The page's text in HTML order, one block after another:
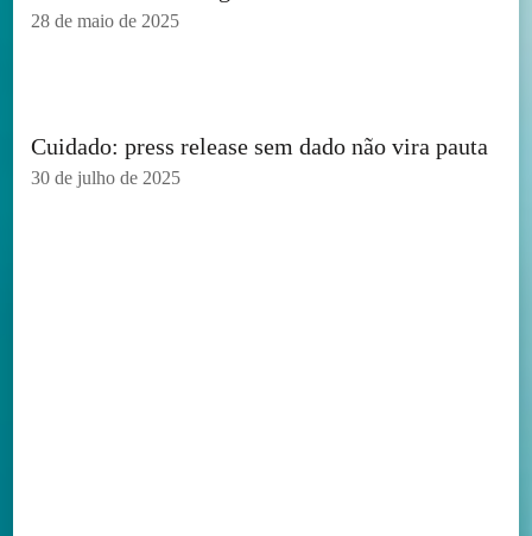
28 de maio de 2025
Cuidado: press release sem dado não vira pauta
30 de julho de 2025